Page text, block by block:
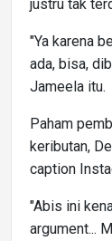
justru tak
"Ya karena
ada, bisa,
Jameela itu.
Paham
keributan,
caption
"Abis ini
argument...